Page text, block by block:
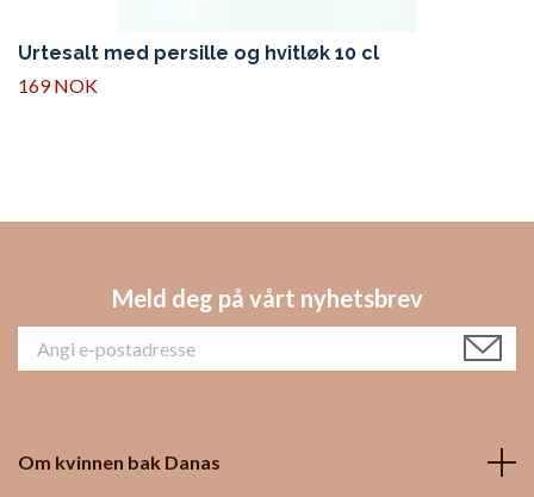
Urtesalt med persille og hvitløk 10 cl
169 NOK
Meld deg på vårt nyhetsbrev
Om kvinnen bak Danas